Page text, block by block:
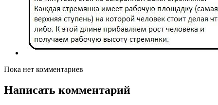
Пока нет комментариев
Написать комментарий